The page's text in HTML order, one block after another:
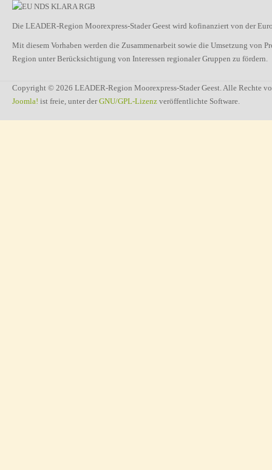
Die LEADER-Region Moorexpress-Stader Geest wird kofinanziert von der
Mit diesem Vorhaben werden die Zusammenarbeit sowie die Umsetzung
Region unter Berücksichtigung von Interessen regionaler Gruppen zu fördern.
Copyright © 2026 LEADER-Region Moorexpress-Stader Geest. Alle Rechte
Joomla! ist freie, unter derGNU/GPL-Lizenz veröffentlichte Software.